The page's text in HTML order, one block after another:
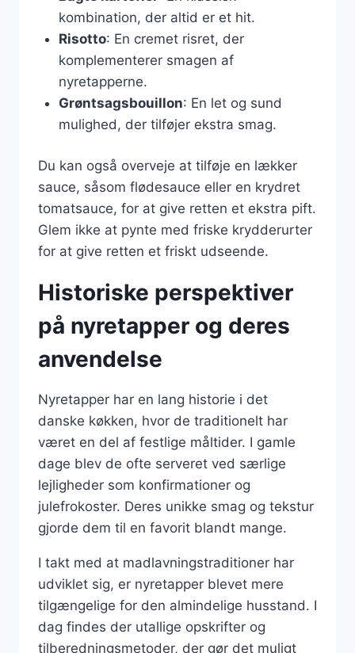
kombination, der altid er et hit.
Risotto: En cremet risret, der
komplementerer smagen af
nyretapperne.
Grøntsagsbouillon: En let og sund
mulighed, der tilføjer ekstra smag.
Du kan også overveje at tilføje en lækker
sauce, såsom flødesauce eller en krydret
tomatsauce, for at give retten et ekstra pift.
Glem ikke at pynte med friske krydderurter
for at give retten et friskt udseende.
Historiske perspektiver
på nyretapper og deres
anvendelse
Nyretapper har en lang historie i det
danske køkken, hvor de traditionelt har
været en del af festlige måltider. I gamle
dage blev de ofte serveret ved særlige
lejligheder som konfirmationer og
julefrokoster. Deres unikke smag og tekstur
gjorde dem til en favorit blandt mange.
I takt med at madlavningstraditioner har
udviklet sig, er nyretapper blevet mere
tilgængelige for den almindelige husstand. I
dag findes der utallige opskrifter og
tilberedningsmetoder, der gør det muligt